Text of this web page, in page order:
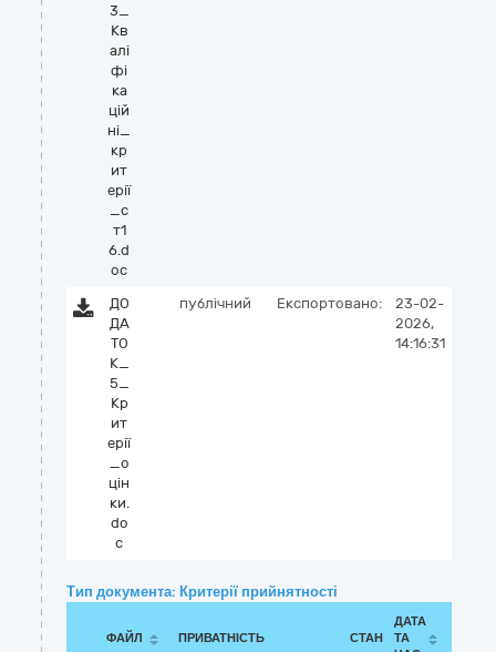
3_
Кв
алі
фі
ка
цій
ні_
кр
ит
ерії
_с
т1
6.d
oc
ДО
ДА
ТО
К_
5_
Кр
ит
ерії
_о
цін
ки.
do
c
публічний Експортовано:
23-02-
2026,
14:16:31
Тип документа: Критерії прийнятності
ФАЙЛ ПРИВАТНІСТЬ СТАН
ДАТА
ТА